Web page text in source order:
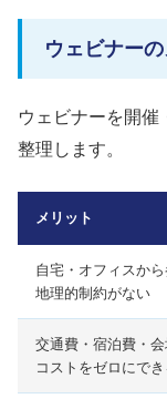
ウェビナー
ウェビナーを開催
整理します。
メリット
自宅・オフィスから
地理的制約がない
交通費・宿泊費・
コストをゼロにでき